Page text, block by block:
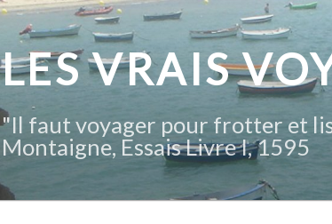
LES VRAIS
"Il faut voyager pour frotter et
Montaigne, Essais Livre I, 1595